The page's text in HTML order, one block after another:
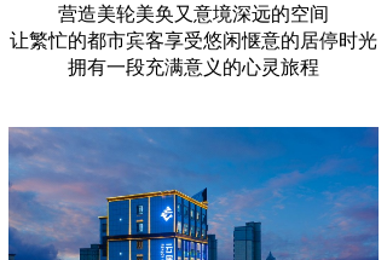
营造美轮美奂又意境深远的空间
让繁忙的都市宾客享受悠闲惬意的居停时光
拥有一段充满意义的心灵旅程